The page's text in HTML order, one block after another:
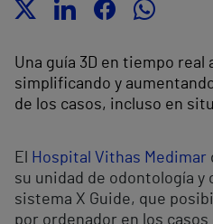
Una guía 3D en tiempo
simplificando y
de los casos, incluso en
El Hospital Vithas Medimar
su unidad de odontología y
sistema X Guide, que
por ordenador en los